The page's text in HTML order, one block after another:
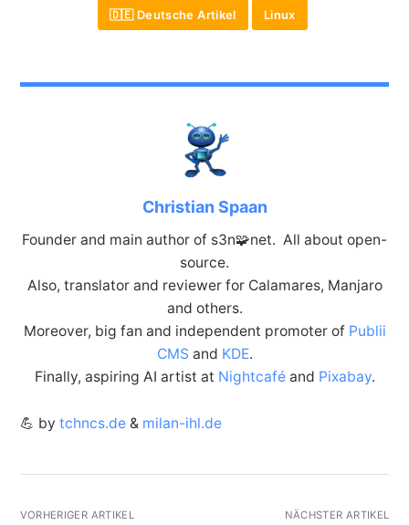
🇩🇪 Deutsche Artikel Linux
Christian Spaan
Founder and main author of s3n🧩net. All about open-
source.
Also, translator and reviewer for Calamares, Manjaro
and others.
Moreover, big fan and independent promoter of Publii
CMS and KDE.
Finally, aspiring AI artist at Nightcaféand Pixabay.
💪 by tchncs.de& milan-ihl.de
VORHERIGER ARTIKEL NÄCHSTER ARTIKEL